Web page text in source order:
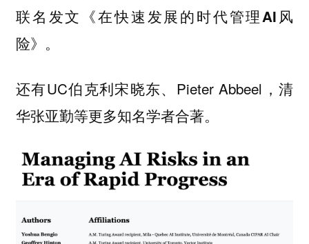
联名发文 《在快速发展的时代管理AI风
险》 。
还有UC伯克利宋晓东、Pieter Abbeel，清
华张亚勤等更多知名学者合著。